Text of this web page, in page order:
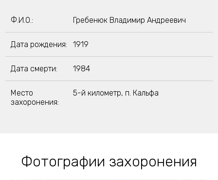
Ф.И.О.: Гребенюк Владимир Андреевич
Дата рождения: 1919
Дата смерти: 1984
Место
захоронения:
5-й километр, п. Кальфа
Фотографии захоронения